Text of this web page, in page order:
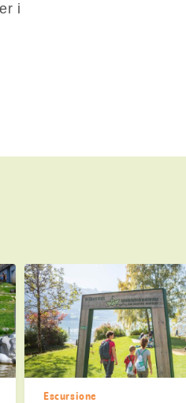
i
Escursione